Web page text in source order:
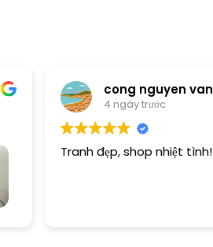
cong nguyen van
4 ngày trước
Tranh đẹp, shop nhiệt tình!